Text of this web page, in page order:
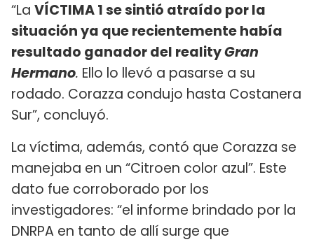
“La VÍCTIMA 1 se sintió atraído por la
situación ya que recientemente había
resultado ganador del realityGran
Hermano. Ello lo llevó a pasarse a su
rodado. Corazza condujo hasta Costanera
Sur”, concluyó.
La víctima, además, contó que Corazza se
manejaba en un “Citroen color azul”. Este
dato fue corroborado por los
investigadores: “el informe brindado por la
DNRPA en tanto de allí surge que